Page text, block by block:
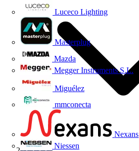
Luceco Lighting
Masterplug
Mazda
Megger Instruments S.L.
Miguélez
mmconecta
Nexans
Niessen